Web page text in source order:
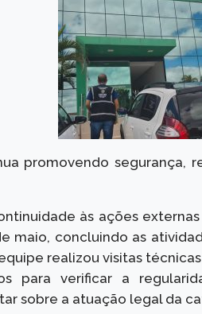
promovendo segurança,
às ações
maio, concluindo as
realizou visitas
para verificar a
sobre a atuação legal da